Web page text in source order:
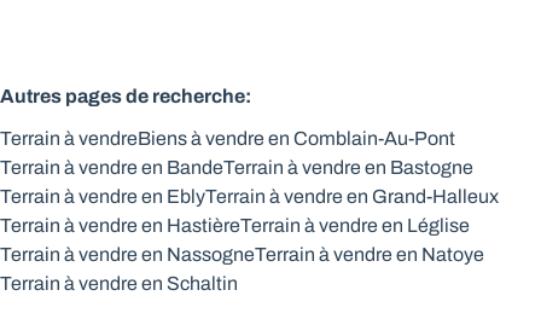
Autres pages de recherche:
Terrain à vendreBiens à vendre en Comblain-Au-Pont
Terrain à vendre en BandeTerrain à vendre en Bastogne
Terrain à vendre en EblyTerrain à vendre en Grand-Halleux
Terrain à vendre en HastièreTerrain à vendre en Léglise
Terrain à vendre en NassogneTerrain à vendre en Natoye
Terrain à vendre en Schaltin